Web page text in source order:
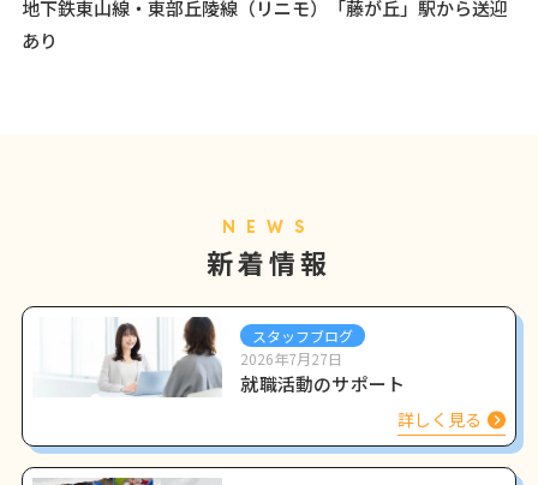
地下鉄東山線・東部丘陵線（リニモ）「藤が丘」駅から送迎
あり
NEWS
新着情報
スタッフブログ
2026年7月27日
就職活動のサポート
詳しく見る